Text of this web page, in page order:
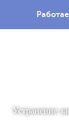
Устранение